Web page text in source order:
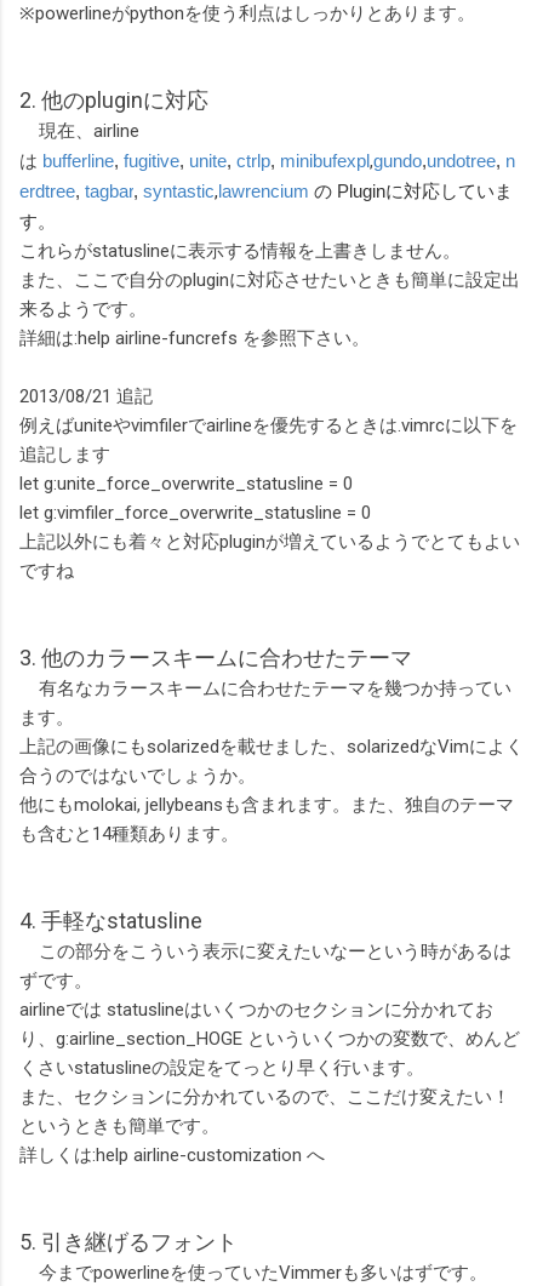
※powerlineがpythonを使う利点はしっかりとあります。
2. 他のpluginに対応
現在、airline
は bufferline, fugitive, unite, ctrlp, minibufexpl,gundo,undotree, n
erdtree, tagbar, syntastic,lawrencium の Pluginに対応していま
す。
これらがstatuslineに表示する情報を上書きしません。
また、ここで自分のpluginに対応させたいときも簡単に設定出
来るようです。
詳細は:help airline-funcrefs を参照下さい。
2013/08/21 追記
例えばuniteやvimfilerでairlineを優先するときは.vimrcに以下を
追記します
let g:unite_force_overwrite_statusline = 0
let g:vimfiler_force_overwrite_statusline = 0
上記以外にも着々と対応pluginが増えているようでとてもよい
ですね
3. 他のカラースキームに合わせたテーマ
有名なカラースキームに合わせたテーマを幾つか持ってい
ます。
上記の画像にもsolarizedを載せました、solarizedなVimによく
合うのではないでしょ うか。
他にもmolokai, jellybeansも含まれます。また、独自のテーマ
も含むと14種類あります。
4. 手軽なstatusline
この部分をこういう表示に変えたいなーという時があるは
ずです。
airlineでは statuslineはいくつかのセクションに分かれてお
り、g:airline_section_HOGE といういくつかの変数で、めんど
くさいstatuslineの設定をてっとり早く行います。
また、セクションに分かれているので、ここだけ変えたい！
というときも簡単です。
詳しくは:help airline-customization へ
5. 引き継げるフォント
今までpowerlineを使っていたVimmerも多いはずです。